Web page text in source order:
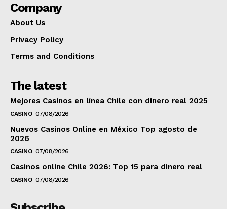
Company
About Us
Privacy Policy
Terms and Conditions
The latest
Mejores Casinos en línea Chile con dinero real 2025
CASINO 07/08/2026
Nuevos Casinos Online en México Top agosto de
2026
CASINO 07/08/2026
Casinos online Chile 2026: Top 15 para dinero real
CASINO 07/08/2026